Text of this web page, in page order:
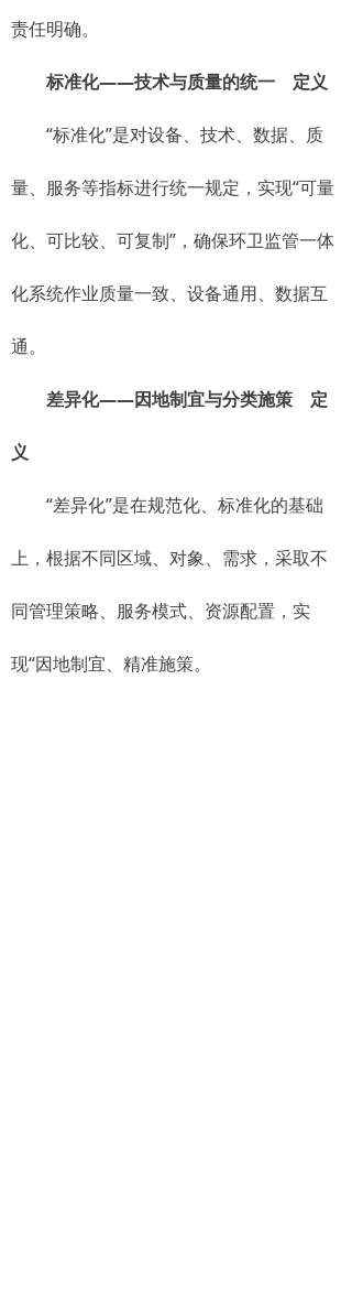
责任明确。
标准化——技术与质量的统一 定义
“标准化”是对设备、技术、数据、质
量、服务等指标进行统一规定，实现“可量
化、可比较、可复制”，确保环卫监管一体
化系统作业质量一致、设备通用、数据互
通。
差异化——因地制宜与分类施策 定
义
“差异化”是在规范化、标准化的基础
上，根据不同区域、对象、需求，采取不
同管理策略、服务模式、资源配置，实
现“因地制宜、精准施策。